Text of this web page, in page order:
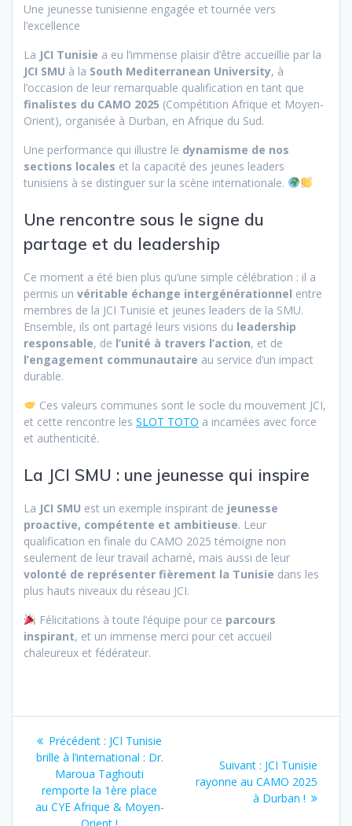
Une jeunesse tunisienne engagée et tournée vers
l’excellence
La JCI Tunisie a eu l’immense plaisir d’être accueillie par la
JCI SMU à la South Mediterranean University, à
l’occasion de leur remarquable qualification en tant que
finalistes du CAMO 2025 (Compétition Afrique et Moyen-
Orient), organisée à Durban, en Afrique du Sud.
Une performance qui illustre le dynamisme de nos
sections locales et la capacité des jeunes leaders
tunisiens à se distinguer sur la scène internationale.
Une rencontre sous le signe du
partage et du leadership
Ce moment a été bien plus qu’une simple célébration : il a
permis un véritable échange intergénérationnel entre
membres de la JCI Tunisie et jeunes leaders de la SMU.
Ensemble, ils ont partagé leurs visions du leadership
responsable, de l’unité à travers l’action, et de
l’engagement communautaire au service d’un impact
durable.
Ces valeurs communes sont le socle du mouvement JCI,
et cette rencontre les SLOT TOTO a incarnées avec force
et authenticité.
La JCI SMU : une jeunesse qui inspire
La JCI SMU est un exemple inspirant de jeunesse
proactive, compétente et ambitieuse. Leur
qualification en finale du CAMO 2025 témoigne non
seulement de leur travail acharné, mais aussi de leur
volonté de représenter fièrement la Tunisie dans les
plus hauts niveaux du réseau JCI.
Félicitations à toute l’équipe pour ce parcours
inspirant, et un immense merci pour cet accueil
chaleureux et fédérateur.
Précédent : JCI Tunisie
brille à l’international : Dr.
Maroua Taghouti
remporte la 1ère place
au CYE Afrique & Moyen-
Orient !
Suivant : JCI Tunisie
rayonne au CAMO 2025
à Durban !